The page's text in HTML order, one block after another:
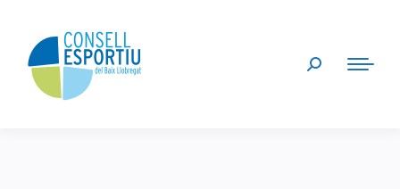
Search: